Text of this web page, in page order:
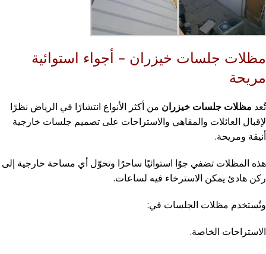
مظلات جلسات خيزران – أجواء استوائية
مريحة
تُعد مظلات جلسات خيزران من أكثر الأنواع انتشارًا في الرياض نظرًا
لإقبال العائلات والمقاهي والاستراحات على تصميم جلسات خارجية
أنيقة ومريحة.
هذه المظلات تضفي جوًا استوائيًا ساحرًا وتحوّل أي مساحة خارجية إلى
ركن هادئ يمكن الاسترخاء فيه لساعات.
وتُستخدم مظلات الجلسات في:
الاستراحات الخاصة.